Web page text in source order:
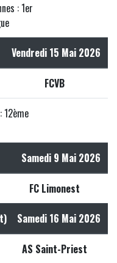
: 1er
Vendredi 15 Mai 2026
FCVB
12ème
Samedi 9 Mai 2026
FC Limonest
Samedi 16 Mai 2026
AS Saint-Priest